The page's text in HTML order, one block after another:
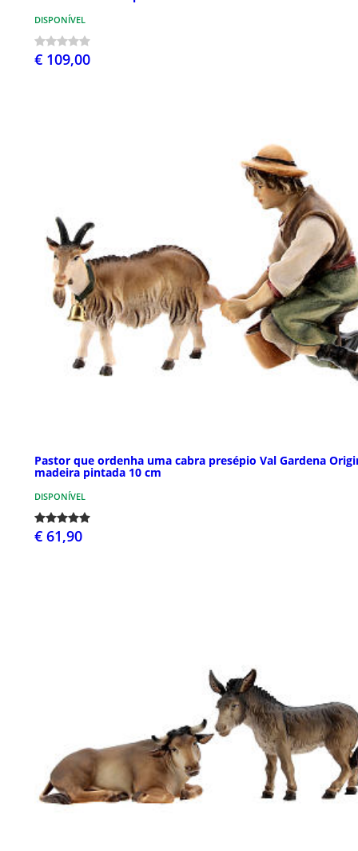
DISPONÍVEL
€ 109,00
Pastor que ordenha uma cabra presépio Val Gardena
madeira pintada 10 cm
DISPONÍVEL
€ 61,90